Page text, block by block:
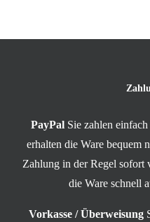
PayPal Sie zahlen
erhalten die Ware bequem
Zahlung in der Regel sofort
die Ware schnell
Vorkasse / Überweisung